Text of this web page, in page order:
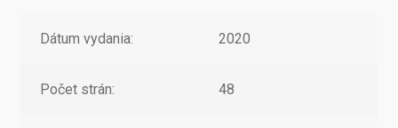
Dátum vydania: 2020
Počet strán: 48